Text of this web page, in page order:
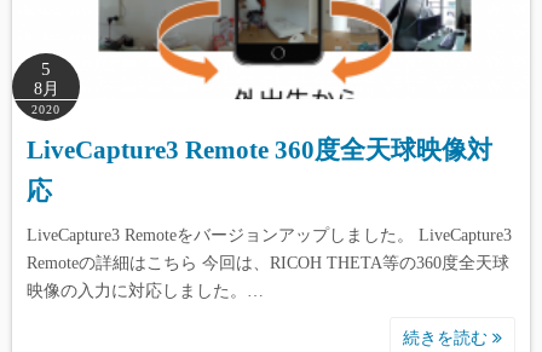
5
8月
2020
LiveCapture3 Remote 360度全天球映像対
応
LiveCapture3 Remoteをバージョンアップしました。 LiveCapture3
Remoteの詳細はこちら 今回は、RICOH THETA等の360度全天球
映像の入力に対応しました。…
続きを読む